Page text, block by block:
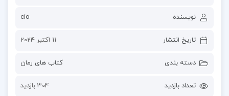
نویسنده cio
تاریخ انتشار 11 اکتبر 2024
دسته بندی کتاب های رمان
تعداد بازدید 304 بازدید